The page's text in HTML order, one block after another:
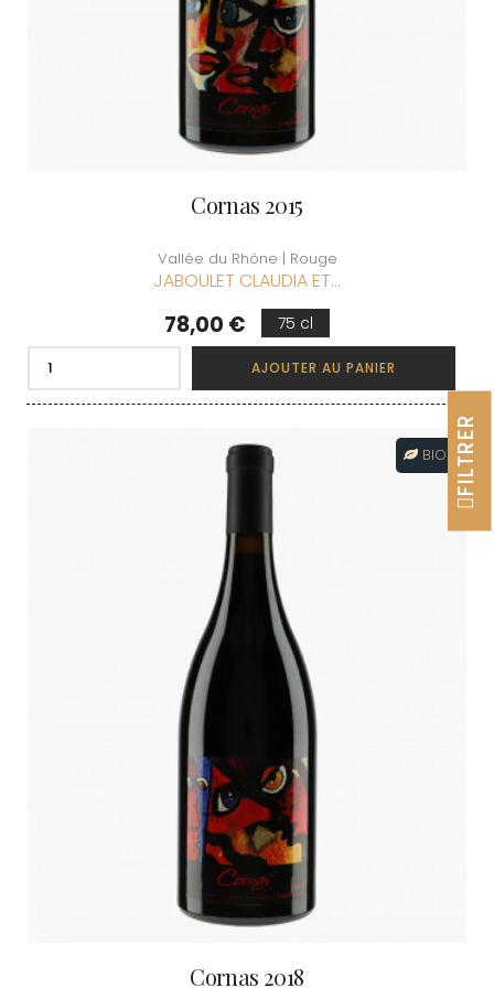
Cornas 2015
Vallée du Rhône | Rouge
JABOULET CLAUDIA ET...
Prix
78,00 € 75 cl
AJOUTER AU PANIER
BIO
Cornas 2018
FILTRER